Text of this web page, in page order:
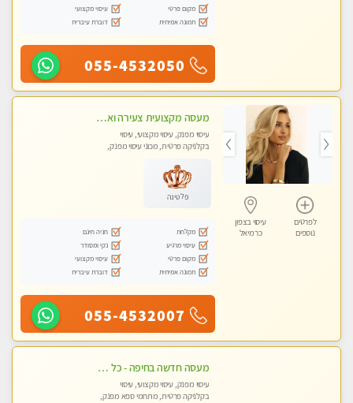
מקום פרטי
עיסוי מקצועי
תמונה אמיתית
דוברת עיברית
055-4532050
לפרטים
נוספים
עיסוי בצפון
כרמיאל
מעסה מקצועית צעירה ואיכותית לעיסוי מרגיע ומפנק VIP-מומלץ לחלוטין! פרטי! ​​​​​​ Highly recommended
עיסוי מפנק, עיסוי מקצועי, עיסוי
בקלניקה פרטית, מכוני עיסוי מפנק,
פלטינה
מקלחת
חניה חינם
עיסוי מרגיע
נקי ומסודר
מקום פרטי
עיסוי מקצועי
תמונה אמיתית
דוברת עיברית
055-4532007
מעסה חדשה בחיפה - כל סוגי העיסויים מעסה מקצועית ואיכותית פרטי!!!
עיסוי מפנק, עיסוי מקצועי, עיסוי
בקלניקה פרטית, מתחמי ספא מפנק,